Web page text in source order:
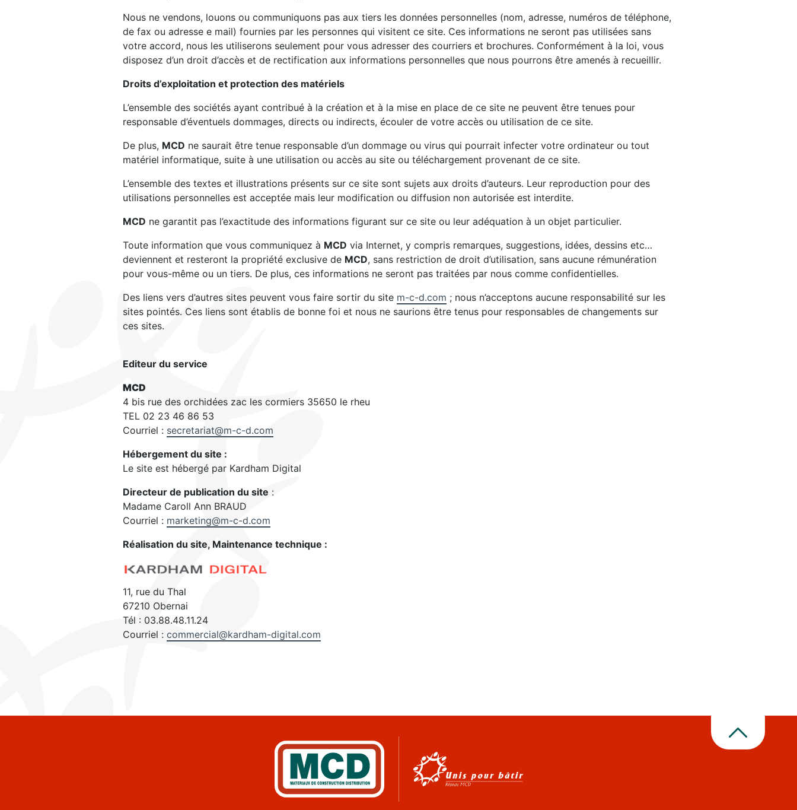
Nous ne vendons, louons ou communiquons pas aux tiers les données personnelles (nom, adresse, numéros de téléphone,
de fax ou adresse e mail) fournies par les personnes qui visitent ce site. Ces informations ne seront pas utilisées sans
votre accord, nous les utiliserons seulement pour vous adresser des courriers et brochures. Conformément à la loi, vous
disposez d’un droit d’accès et de rectification aux informations personnelles que nous pourrons être amenés à recueillir.
Droits d’exploitation et protection des matériels
L’ensemble des sociétés ayant contribué à la création et à la mise en place de ce site ne peuvent être tenues pour
responsable d’éventuels dommages, directs ou indirects, écouler de votre accès ou utilisation de ce site.
De plus, MCD ne saurait être tenue responsable d’un dommage ou virus qui pourrait infecter votre ordinateur ou tout
matériel informatique, suite à une utilisation ou accès au site ou téléchargement provenant de ce site.
L’ensemble des textes et illustrations présents sur ce site sont sujets aux droits d’auteurs. Leur reproduction pour des
utilisations personnelles est acceptée mais leur modification ou diffusion non autorisée est interdite.
MCD ne garantit pas l’exactitude des informations figurant sur ce site ou leur adéquation à un objet particulier.
Toute information que vous communiquez à MCD via Internet, y compris remarques, suggestions, idées, dessins etc…
deviennent et resteront la propriété exclusive de MCD, sans restriction de droit d’utilisation, sans aucune rémunération
pour vous-même ou un tiers. De plus, ces informations ne seront pas traitées par nous comme confidentielles.
Des liens vers d’autres sites peuvent vous faire sortir du site m-c-d.com ; nous n’acceptons aucune responsabilité sur les
sites pointés. Ces liens sont établis de bonne foi et nous ne saurions être tenus pour responsables de changements sur
ces sites.
Editeur du service
MCD
4 bis rue des orchidées zac les cormiers 35650 le rheu
TEL 02 23 46 86 53
Courriel : secretariat@m-c-d.com
Hébergement du site :
Le site est hébergé par Kardham Digital
Directeur de publication du site :
Madame Caroll Ann BRAUD
Courriel : marketing@m-c-d.com
Réalisation du site, Maintenance technique :
11, rue du Thal
67210 Obernai
Tél : 03.88.48.11.24
Courriel : commercial@kardham-digital.com